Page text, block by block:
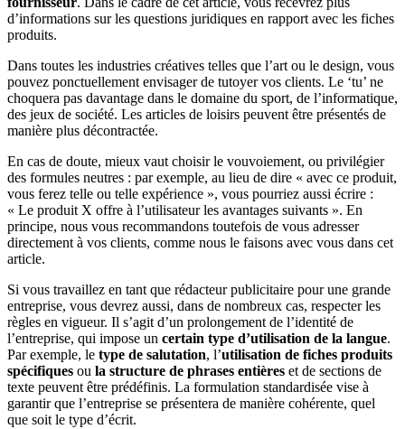
d’informations sur les questions juridiques en rapport avec les fiches
produits.
Dans toutes les industries créatives telles que l’art ou le design, vous
pouvez ponctuellement envisager de tutoyer vos clients. Le ‘tu’ ne
choquera pas davantage dans le domaine du sport, de l’informatique,
des jeux de société. Les articles de loisirs peuvent être présentés de
manière plus décontractée.
En cas de doute, mieux vaut choisir le vouvoiement, ou privilégier
des formules neutres : par exemple, au lieu de dire « avec ce produit,
vous ferez telle ou telle expérience », vous pourriez aussi écrire :
« Le produit X offre à l’utilisateur les avantages suivants ». En
principe, nous vous recommandons toutefois de vous adresser
directement à vos clients, comme nous le faisons avec vous dans cet
article.
Si vous travaillez en tant que rédacteur publicitaire pour une grande
entreprise, vous devrez aussi, dans de nombreux cas, respecter les
règles en vigueur. Il s’agit d’un prolongement de l’identité de
l’entreprise, qui impose un certain type d’utilisation de la langue.
Par exemple, le type de salutation, l’utilisation de fiches produits
spécifiques ou la structure de phrases entières et de sections de
texte peuvent être prédéfinis. La formulation standardisée vise à
garantir que l’entreprise se présentera de manière cohérente, quel
que soit le type d’écrit.